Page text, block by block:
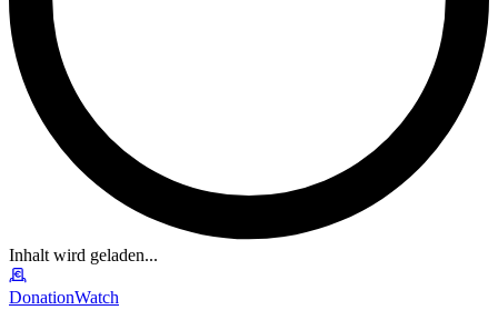
Inhalt wird geladen...
DonationWatch